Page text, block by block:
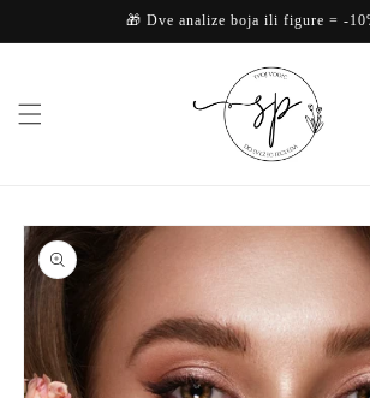
🎁 Dve analize boja ili figure = -
Skip to
product
information